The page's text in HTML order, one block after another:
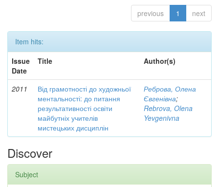
previous 1 next
Item hits:
Issue
Date
Title Author(s)
2011
Від грамотності до художньої
ментальності: до питання
результативності освіти
майбутніх учителів
мистецьких дисциплін
Реброва, Олена
Євгенівна;
Rebrova, Olena
Yevgenivna
Discover
Subject